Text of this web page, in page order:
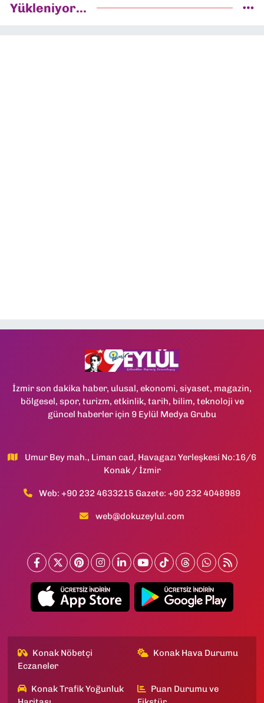
Yükleniyor...
İzmir son dakika haber, ulusal, ekonomi, siyaset, magazin,
bölgesel, spor, turizm, etkinlik, tarih, bilim, teknoloji ve
güncel haberler için 9 Eylül Medya Grubu
Umur Bey mah., Liman cad, Havagazı Yerleşkesi No:16/6
Konak / İzmir
Web: +90 232 4633215 Gazete: +90 232 4048989
web@dokuzeylul.com
Konak Nöbetçi
Eczaneler
Konak Hava Durumu
Konak Trafik Yoğunluk
Puan Durumu ve